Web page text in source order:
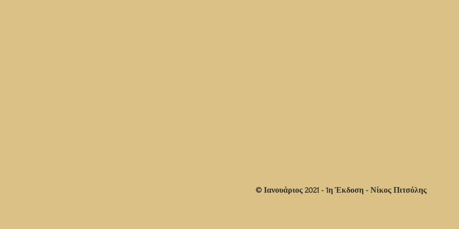
© Ιανουάριος 2021 - 1η Έκδοση - Νίκος Πιτσόλης